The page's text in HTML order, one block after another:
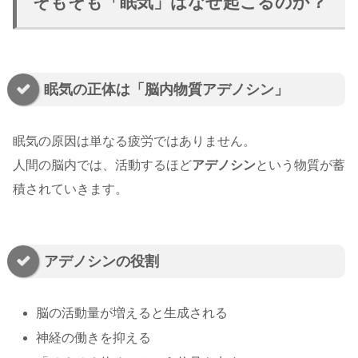
眠気の正体は「脳内物質アデノシン」
眠気の原因は単なる疲労ではありません。
人間の脳内では、活動するほどアデノシンという物質が蓄
積されていきます。
アデノシンの役割
脳の活動量が増えると生成される
神経の働きを抑える